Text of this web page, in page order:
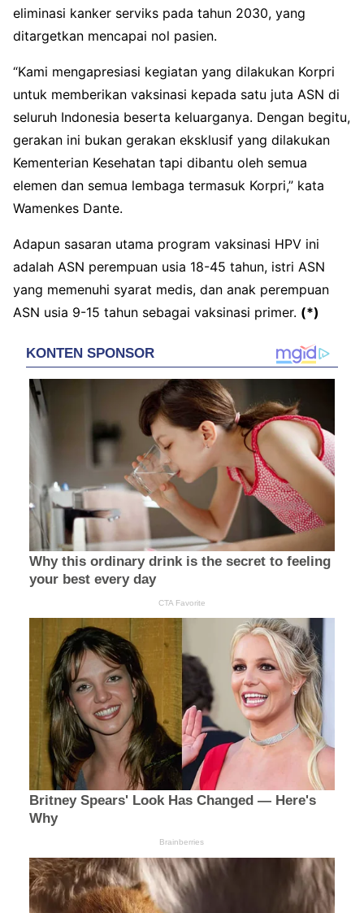
eliminasi kanker serviks pada tahun 2030, yang
ditargetkan mencapai nol pasien.
​“Kami mengapresiasi kegiatan yang dilakukan Korpri
untuk memberikan vaksinasi kepada satu juta ASN di
seluruh Indonesia beserta keluarganya. Dengan begitu,
gerakan ini bukan gerakan eksklusif yang dilakukan
Kementerian Kesehatan tapi dibantu oleh semua
elemen dan semua lembaga termasuk Korpri,” kata
Wamenkes Dante.
​Adapun sasaran utama program vaksinasi HPV ini
adalah ASN perempuan usia 18-45 tahun, istri ASN
yang memenuhi syarat medis, dan anak perempuan
ASN usia 9-15 tahun sebagai vaksinasi primer. (*)